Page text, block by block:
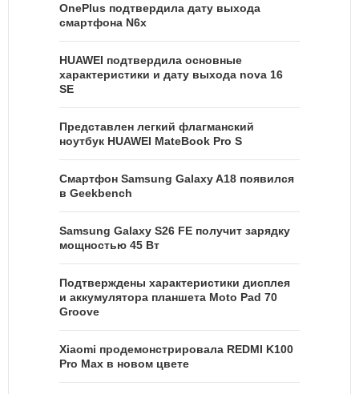
OnePlus подтвердила дату выхода
смартфона N6x
HUAWEI подтвердила основные
характеристики и дату выхода nova 16
SE
Представлен легкий флагманский
ноутбук HUAWEI MateBook Pro S
Смартфон Samsung Galaxy A18 появился
в Geekbench
Samsung Galaxy S26 FE получит зарядку
мощностью 45 Вт
Подтверждены характеристики дисплея
и аккумулятора планшета Moto Pad 70
Groove
Xiaomi продемонстрировала REDMI K100
Pro Max в новом цвете